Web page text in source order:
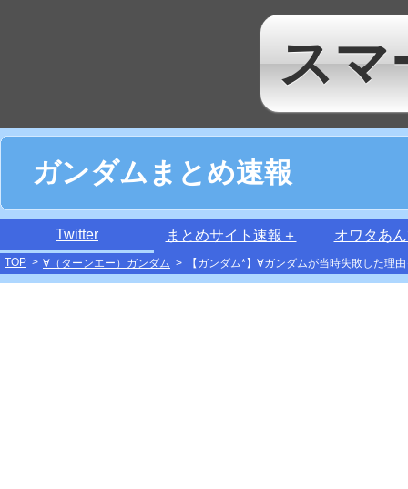
スマ
ガンダムまとめ速報
Twitter まとめサイト速報＋ オワタあ
TOP > ∀（ターンエー）ガンダム > 【ガンダム*】∀ガンダムが当時失敗した理